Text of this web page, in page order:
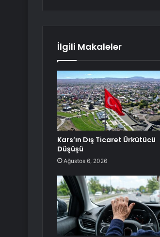
İlgili Makaleler
Kars’ın Dış Ticaret Ürkütücü
Düşüşü
Ağustos 6, 2026